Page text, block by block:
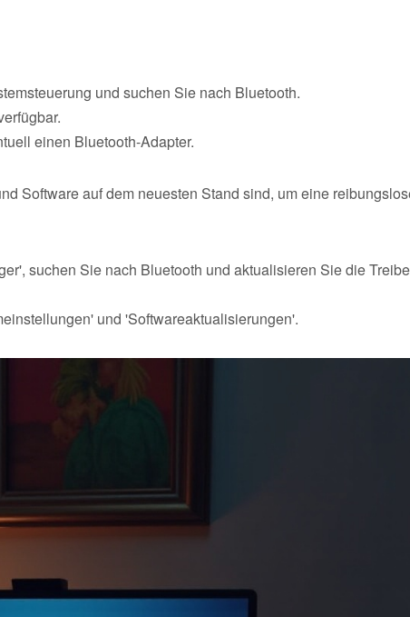
und suchen Sie nach Bluetooth.
einen Bluetooth-Adapter.
Software auf dem neuesten Stand sind, um eine
suchen Sie nach Bluetooth und aktualisieren Sie die
und 'Softwareaktualisierungen'.